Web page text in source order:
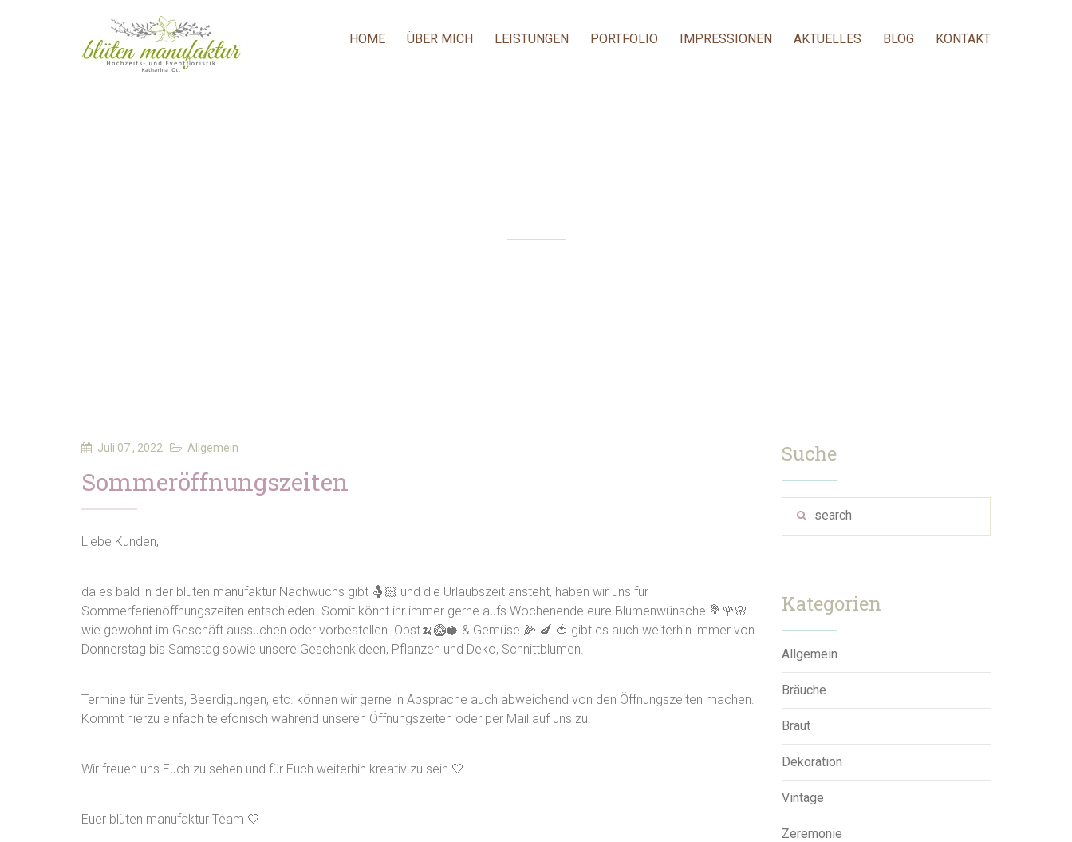
HOME ÜBER MICH LEISTUNGEN PORTFOLIO IMPRESSIONEN AKTUELLES BLOG KONTAKT
Juli 07 , 2022 Allgemein
Sommeröffnungszeiten
Liebe Kunden,
da es bald in der blüten manufaktur Nachwuchs gibt 🤱🏻 und die Urlaubszeit ansteht, haben wir uns für
Sommerferienöffnungszeiten entschieden. Somit könnt ihr immer gerne aufs Wochenende eure Blumenwünsche 💐🌹🌸
wie gewohnt im Geschäft aussuchen oder vorbestellen. Obst🍌🥝🥥 & Gemüse 🌽 🍆 🍅 gibt es auch weiterhin immer von
Donnerstag bis Samstag sowie unsere Geschenkideen, Pflanzen und Deko, Schnittblumen.
Termine für Events, Beerdigungen, etc. können wir gerne in Absprache auch abweichend von den Öffnungszeiten machen.
Kommt hierzu einfach telefonisch während unseren Öffnungszeiten oder per Mail auf uns zu.
Wir freuen uns Euch zu sehen und für Euch weiterhin kreativ zu sein 🤍
Euer blüten manufaktur Team 🤍
Suche
Kategorien
Allgemein
Bräuche
Braut
Dekoration
Vintage
Zeremonie